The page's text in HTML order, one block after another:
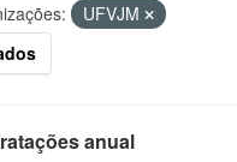
UFVJM
anual